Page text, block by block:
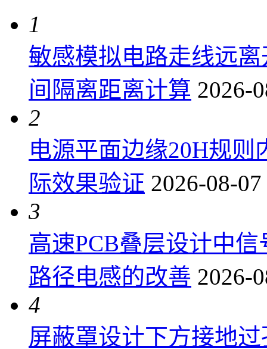
1
敏感模拟电路走线远
间隔离距离计算 2026-
2
电源平面边缘20H规
际效果验证 2026-08-
3
高速PCB叠层设计中
路径电感的改善 2026-
4
屏蔽罩设计下方接地